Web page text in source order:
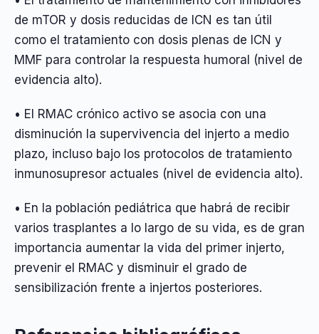
de mTOR y dosis reducidas de ICN es tan útil
como el tratamiento con dosis plenas de ICN y
MMF para controlar la respuesta humoral (nivel de
evidencia alto).
• El RMAC crónico activo se asocia con una
disminución la supervivencia del injerto a medio
plazo, incluso bajo los protocolos de tratamiento
inmunosupresor actuales (nivel de evidencia alto).
• En la población pediátrica que habrá de recibir
varios trasplantes a lo largo de su vida, es de gran
importancia aumentar la vida del primer injerto,
prevenir el RMAC y disminuir el grado de
sensibilización frente a injertos posteriores.